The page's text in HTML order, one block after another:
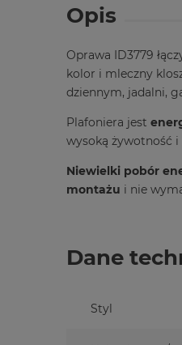
Opis
Oprawa ID3779
kolor i mleczny
dziennym, jadalni,
Plafoniera jest
wysoką żywotność
Niewielki pobór
montażu i nie
Dane
Styl